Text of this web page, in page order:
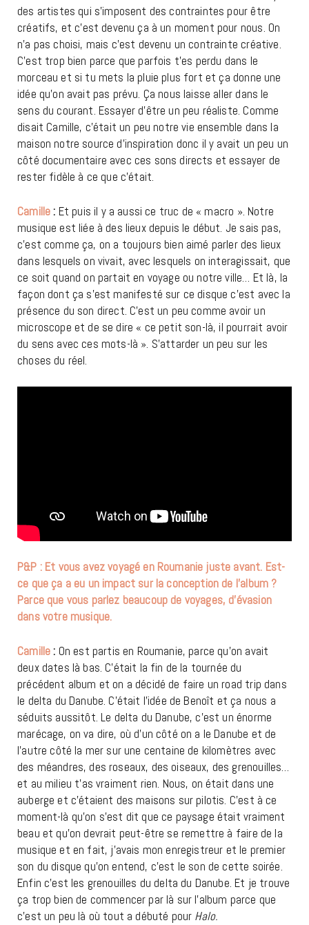
des artistes qui s’imposent des contraintes pour être
créatifs, et c’est devenu ça à un moment pour nous. On
n’a pas choisi, mais c’est devenu un contrainte créative.
C’est trop bien parce que parfois t’es perdu dans le
morceau et si tu mets la pluie plus fort et ça donne une
idée qu’on avait pas prévu. Ça nous laisse aller dans le
sens du courant. Essayer d’être un peu réaliste. Comme
disait Camille, c’était un peu notre vie ensemble dans la
maison notre source d’inspiration donc il y avait un peu un
côté documentaire avec ces sons directs et essayer de
rester fidèle à ce que c’était.
Camille : Et puis il y a aussi ce truc de « macro ». Notre
musique est liée à des lieux depuis le début. Je sais pas,
c’est comme ça, on a toujours bien aimé parler des lieux
dans lesquels on vivait, avec lesquels on interagissait, que
ce soit quand on partait en voyage ou notre ville… Et là, la
façon dont ça s’est manifesté sur ce disque c’est avec la
présence du son direct. C’est un peu comme avoir un
microscope et de se dire « ce petit son-là, il pourrait avoir
du sens avec ces mots-là ». S’attarder un peu sur les
choses du réel.
P&P : Et vous avez voyagé en Roumanie juste avant. Est-
ce que ça a eu un impact sur la conception de l’album ?
Parce que vous parlez beaucoup de voyages, d’évasion
dans votre musique.
Camille : On est partis en Roumanie, parce qu’on avait
deux dates là bas. C’était la fin de la tournée du
précédent album et on a décidé de faire un road trip dans
le delta du Danube. C’était l’idée de Benoît et ça nous a
séduits aussitôt. Le delta du Danube, c’est un énorme
marécage, on va dire, où d’un côté on a le Danube et de
l’autre côté la mer sur une centaine de kilomètres avec
des méandres, des roseaux, des oiseaux, des grenouilles…
et au milieu t’as vraiment rien. Nous, on était dans une
auberge et c’étaient des maisons sur pilotis. C’est à ce
moment-là qu’on s’est dit que ce paysage était vraiment
beau et qu’on devrait peut-être se remettre à faire de la
musique et en fait, j’avais mon enregistreur et le premier
son du disque qu’on entend, c’est le son de cette soirée.
Enfin c’est les grenouilles du delta du Danube. Et je trouve
ça trop bien de commencer par là sur l’album parce que
c’est un peu là où tout a débuté pour Halo.